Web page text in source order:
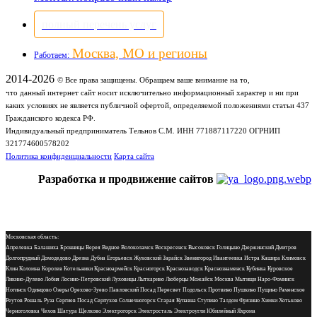
Работаем: Москва, МО и регионы
2014-2026 © Все права защищены. Обращаем ваше внимание на то,
что данный интернет сайт носит исключительно информационный характер и ни при
каких условиях не является публичной офертой, определяемой положениями статьи 437
Гражданского кодекса РФ.
Индивидуальный предприниматель Тельнов С.М. ИНН 771887117220 ОГРНИП
321774600578202
Политика конфиденциальности Карта сайта
Разработка и продвижение сайтов
Московская область:
Апрелевка Балашиха Бронницы Верея Видное Волоколамск Воскресенск Высоковск Голицыно Дзержинский Дмитров
Долгопрудный Домодедово Дрезна Дубна Егорьевск Жуковский Зарайск Звенигород Ивантеевка Истра Кашира Климовск
Клин Коломна Королев Котельники Красноармейск Красногорск Краснозаводск Краснознаменск Кубинка Куровское
Ликино-Дулево Лобня Лосино-Петровский Луховицы Лыткарино Люберцы Можайск Москва Мытищи Наро-Фоминск
Ногинск Одинцово Озеры Орехово-Зуево Павловский Посад Пересвет Подольск Протвино Пушкино Пущино Раменское
Реутов Рошаль Руза Сергиев Посад Серпухов Солнечногорск Старая Купавна Ступино Талдом Фрязино Химки Хотьково
Черноголовка Чехов Шатура Щелково Электрогорск Электросталь Электроугли Юбилейный Яхрома